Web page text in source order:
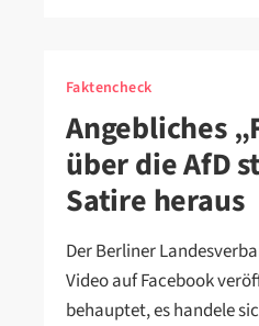
Faktencheck
Angebliches
über die AfD
Satire heraus
Der Berliner
Video auf Facebook
behauptet, es handele